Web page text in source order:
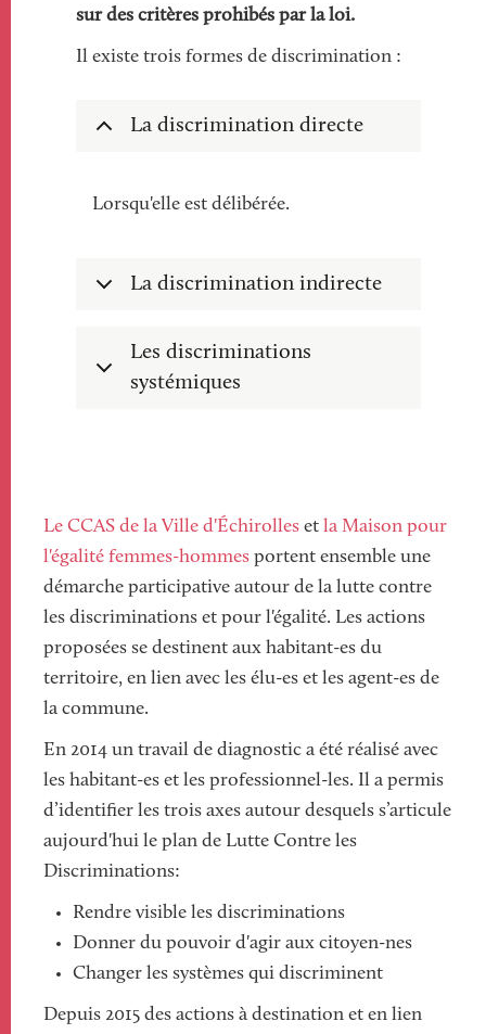
sur des critères prohibés par la loi.
Il existe trois formes de discrimination :
La discrimination directe
Lorsqu'elle est délibérée.
La discrimination indirecte
Les discriminations
systémiques
Le CCAS de la Ville d'Échirolles et la Maison pour
l'égalité femmes-hommes portent ensemble une
démarche participative autour de la lutte contre
les discriminations et pour l'égalité. Les actions
proposées se destinent aux habitant-es du
territoire, en lien avec les élu-es et les agent-es de
la commune.
En 2014 un travail de diagnostic a été réalisé avec
les habitant-es et les professionnel-les. Il a permis
d’identifier les trois axes autour desquels s’articule
aujourd'hui le plan de Lutte Contre les
Discriminations:
Rendre visible les discriminations
Donner du pouvoir d'agir aux citoyen-nes
Changer les systèmes qui discriminent
Depuis 2015 des actions à destination et en lien